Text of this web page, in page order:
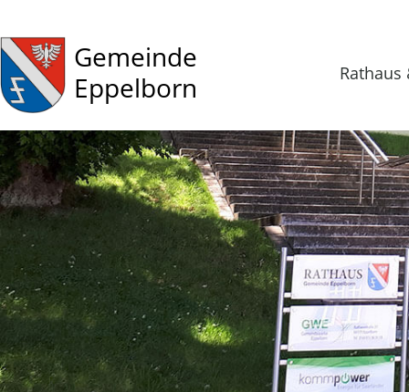
Gemeinde
Eppelborn
Rathaus